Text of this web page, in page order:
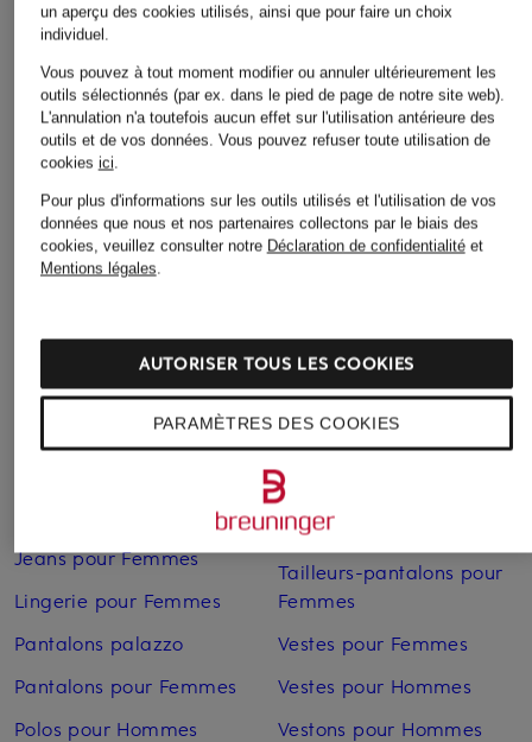
Chaussures pour Femmes
Chaussures pour
Hommes
Chaussures à enfiler pour
Hommes
Chemises pour Hommes
Combinaisons pour
Costumes de mariage
pour Hommes
Costumes pour Hommes
Jeans pour Femmes
Lingerie pour Femmes
Pantalons palazzo
Pantalons pour Femmes
Polos pour Hommes
Robes pour Femmes en
Sacs pour Femmes
Sacs pour Femmes
Slingbacks pour Femmes
Sneakers pour Femmes
Sneakers pour Hommes
Sweats zippés pour
Hommes
Sweatshirts pour Femmes
T-shirts pour Femmes
Tailleurs-pantalons pour
Femmes
Vestes pour Femmes
Vestes pour Hommes
Vestons pour Hommes
un aperçu des cookies utilisés, ainsi que pour faire un choix
individuel.
Vous pouvez à tout moment modifier ou annuler ultérieurement les
outils sélectionnés (par ex. dans le pied de page de notre site web).
L'annulation n'a toutefois aucun effet sur l'utilisation antérieure des
outils et de vos données. Vous pouvez refuser toute utilisation de
cookies ici.
Pour plus d'informations sur les outils utilisés et l'utilisation de vos
données que nous et nos partenaires collectons par le biais des
cookies, veuillez consulter notre Déclaration de confidentialitéet
Mentions légales.
PARAMÈTRES DES COOKIES
AUTORISER TOUS LES COOKIES